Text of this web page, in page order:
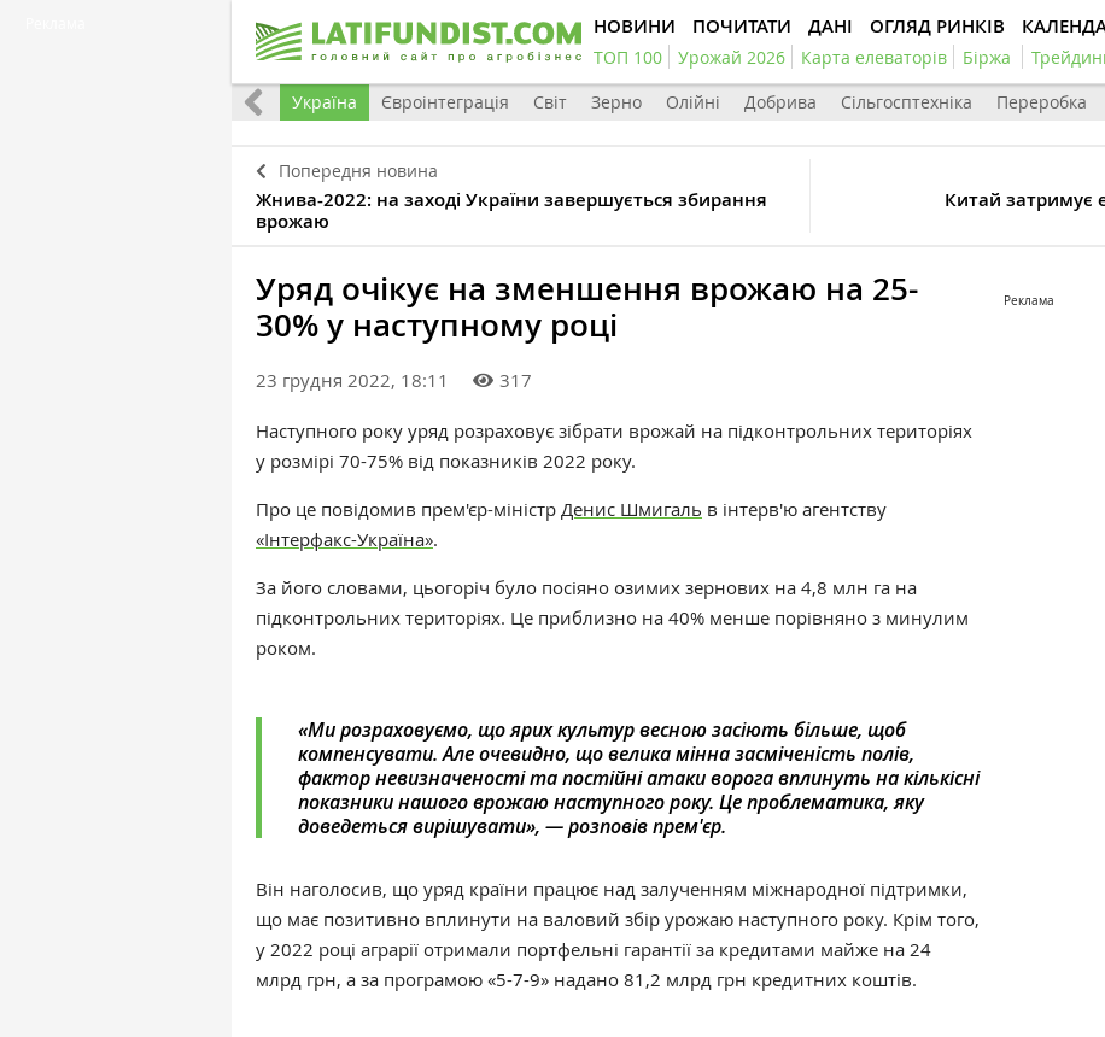
НОВИНИ ПОЧИТАТИ ДАНІ ОГЛЯД РИНКІВ
ТОП 100 Урожай 2026 Карта елеваторів Біржа
Все Україна Євроінтеграція Світ Зерно Олійні Добрива Сільгосптехніка Переробка
Попередня новина
Жнива-2022: на заході України завершується збирання
врожаю
Китай затримує
Уряд очікує на зменшення врожаю на 25-
30% у наступному році
23 грудня 2022, 18:11 317
Наступного року уряд розраховує зібрати врожай на підконтрольних територіях
у розмірі 70-75% від показників 2022 року.
Про це повідомив прем'єр-міністр Денис Шмигаль в інтерв'ю агентству
«‎Інтерфакс-Україна».
За його словами, цьогоріч було посіяно озимих зернових на 4,8 млн га на
підконтрольних територіях. Це приблизно на 40% менше порівняно з минулим
роком.
«‎Ми розраховуємо, що ярих культур весною засіють більше, щоб
компенсувати. Але очевидно, що велика мінна засміченість полів,
фактор невизначеності та постійні атаки ворога вплинуть на кількісні
показники нашого врожаю наступного року. Це проблематика, яку
доведеться вирішувати», — розповів прем'єр.
Він наголосив, що уряд країни працює над залученням міжнародної підтримки,
що має позитивно вплинути на валовий збір урожаю наступного року. Крім того,
у 2022 році аграрії отримали портфельні гарантії за кредитами майже на 24
млрд грн, а за програмою «‎5-7-9»‎ надано 81,2 млрд грн кредитних коштів.
Реклама